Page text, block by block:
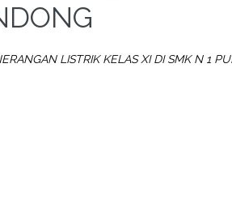
LISTRIK KELAS XI DI SMK N 1